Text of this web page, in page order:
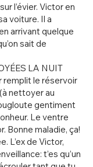
l’évier. Victor en
voiture. Il a
arrivant quelque
sait de
LA NUIT
remplit le réservoir
nettoyer au
gentiment
Le ventre
Bonne maladie, ça!
L’ex de Victor,
t’es qu’un